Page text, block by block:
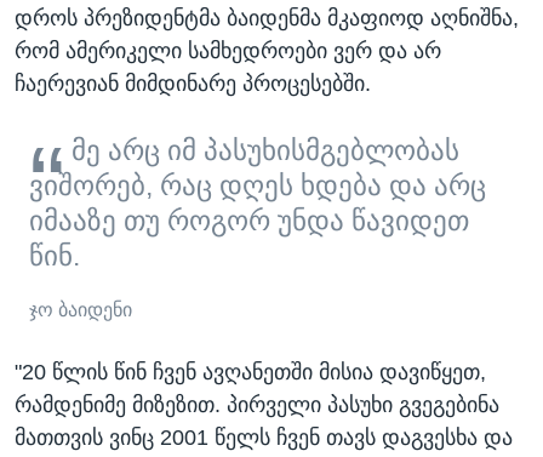
დროს პრეზიდენტმა ბაიდენმა მკაფიოდ აღნიშნა,
რომ ამერიკელი სამხედროები ვერ და არ
ჩაერევიან მიმდინარე პროცესებში.
მე არც იმ პასუხისმგებლობას
ვიშორებ, რაც დღეს ხდება და არც
იმააზე თუ როგორ უნდა წავიდეთ
წინ.
ჯო ბაიდენი
"20 წლის წინ ჩვენ ავღანეთში მისია დავიწყეთ,
რამდენიმე მიზეზით. პირველი პასუხი გვეგებინა
მათთვის ვინც 2001 წელს ჩვენ თავს დაგვესხა და